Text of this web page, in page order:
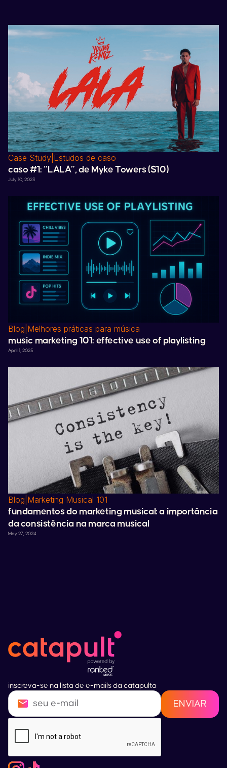
Case Study Estudos de caso
caso #1: “ LALA”, de Myke Towers(S10)
July 10, 2023
Blog Melhores práticas para música
music marketing 101: effective use of playlisting
April 1, 2025
Blog Marketing Musical 101
fundamentos do marketing musical: a importância
da consistência na marca musical
May 27, 2024
inscreva-se na lista de e-mails da catapulta